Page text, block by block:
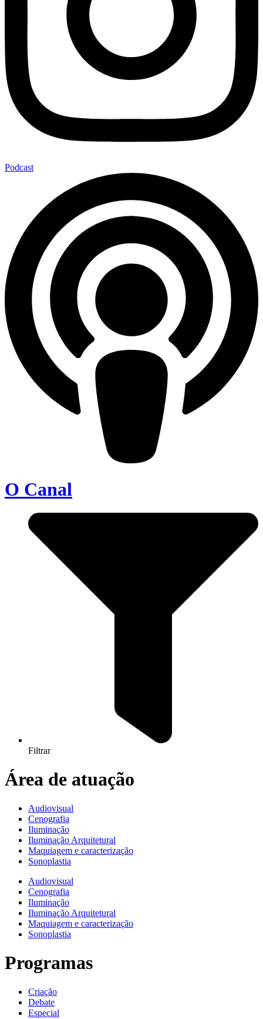
Podcast
O Canal
Filtrar
Área de atuação
Audiovisual
Cenografia
Iluminação
Iluminação Arquitetural
Maquiagem e caracterização
Sonoplastia
Audiovisual
Cenografia
Iluminação
Iluminação Arquitetural
Maquiagem e caracterização
Sonoplastia
Programas
Criação
Debate
Especial